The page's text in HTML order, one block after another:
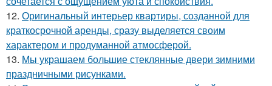
12. Оригинальный интерьер квартиры, созданной для
краткосрочной аренды, сразу выделяется своим
характером и продуманной атмосферой.
13. Мы украшаем большие стеклянные двери зимними
праздничными рисунками.